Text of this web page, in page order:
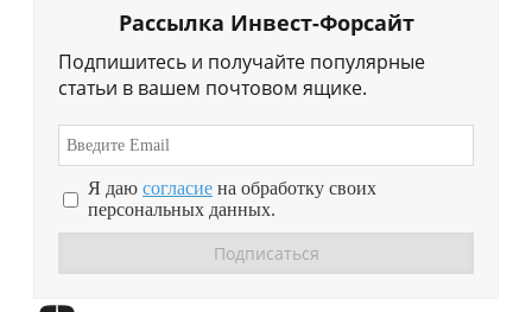
Рассылка Инвест-Форсайт
Подпишитесь и получайте популярные
статьи в вашем почтовом ящике.
Я даю согласие на обработку своих
персональных данных.